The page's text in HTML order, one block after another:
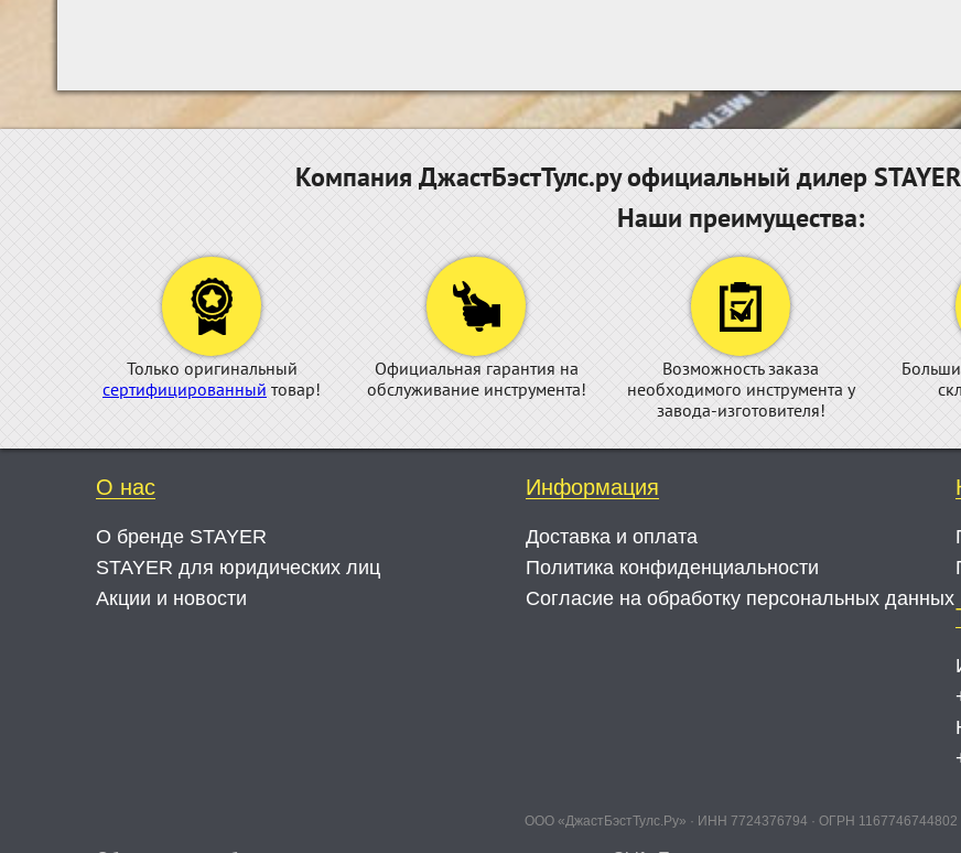
Компания ДжастБэстТулс.ру официальный дилер
Наши преимущества:
Только оригинальный
сертифицированный товар!
Официальная гарантия на
обслуживание инструмента!
Возможность заказа
необходимого инструмента у
завода-изготовителя!
О нас
О бренде STAYER
STAYER для юридических лиц
Акции и новости
Информация
Доставка и оплата
Политика конфиденциальности
Согласие на обработку персональных данных
ООО «ДжастБэстТулс.Ру» · ИНН 7724376794 · ОГРН 1167746744802